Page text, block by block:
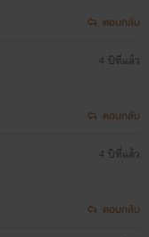
ตอบกลับ
4 ปีที่แล้ว
ตอบกลับ
4 ปีที่แล้ว
ตอบกลับ